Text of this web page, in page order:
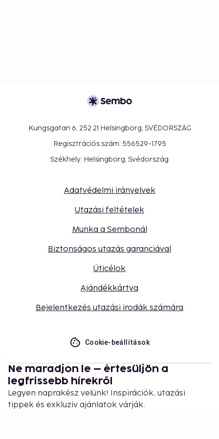
Kungsgatan 6, 252 21 Helsingborg, SVÉDORSZÁG
Regisztrációs szám: 556529-1795
Székhely: Helsingborg, Svédország
Adatvédelmi irányelvek
Utazási feltételek
Munka a Sembonál
Biztonságos utazás garanciával
Úticélok
Ajándékkártya
Bejelentkezés utazási irodák számára
Cookie-beállítások
Ne maradjon le – értesüljön a
legfrissebb hírekről
Legyen naprakész velünk! Inspirációk, utazási
tippek és exkluzív ajánlatok várják.